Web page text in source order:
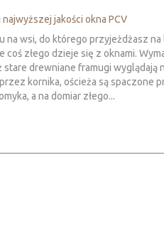
jakości okna PCV
na wsi, do którego przyjeżdżasz
coś złego dzieje się z oknami.
stare drewniane framugi wyglądają
kornika, ościeża są spaczone
a na domiar złego...